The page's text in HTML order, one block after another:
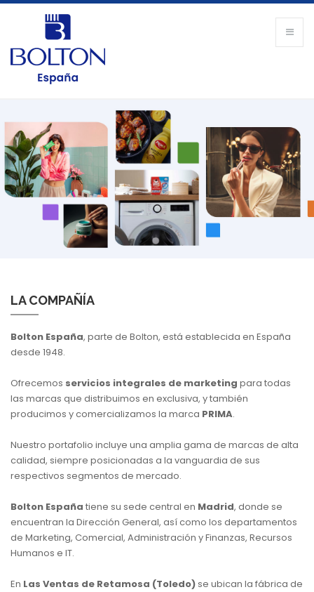
LA COMPAÑÍA
Bolton España, parte de Bolton, está establecida en España
desde 1948.
Ofrecemos servicios integrales de marketing para todas
las marcas que distribuimos en exclusiva, y también
producimos y comercializamos la marca PRIMA.
Nuestro portafolio incluye una amplia gama de marcas de alta
calidad, siempre posicionadas a la vanguardia de sus
respectivos segmentos de mercado.
Bolton España tiene su sede central en Madrid, donde se
encuentran la Dirección General, así como los departamentos
de Marketing, Comercial, Administración y Finanzas, Recursos
Humanos e IT.
En Las Ventas de Retamosa (Toledo)se ubican la fábrica de